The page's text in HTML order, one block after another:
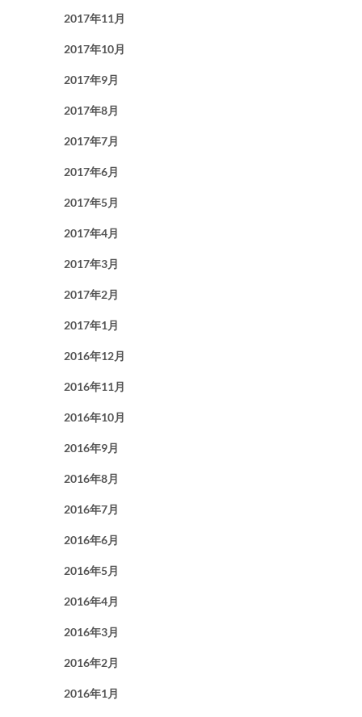
2017年11月
2017年10月
2017年9月
2017年8月
2017年7月
2017年6月
2017年5月
2017年4月
2017年3月
2017年2月
2017年1月
2016年12月
2016年11月
2016年10月
2016年9月
2016年8月
2016年7月
2016年6月
2016年5月
2016年4月
2016年3月
2016年2月
2016年1月